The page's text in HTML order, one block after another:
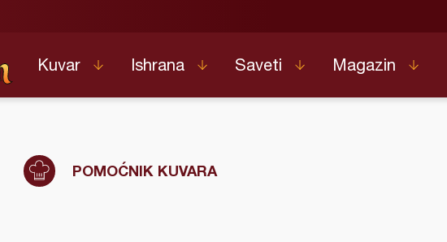
Kuvar Ishrana Saveti Magazin
POMOĆNIK KUVARA